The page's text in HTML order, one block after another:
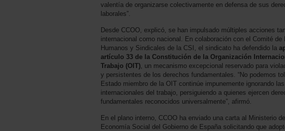
valentía de organizarse colectivamente en defensa de sus
laborales”.
Desde CCOO, explicó, se han impulsado múltiples acciones
internacional como nacional. En colaboración con el Comité de
Humanos y Sindicales de la CSI, el sindicato ha defendido la
artículo 33 de la Constitución de la Organización
Trabajo (OIT) , un mecanismo excepcional reservado para
y persistentes de los derechos fundamentales. “No podemos
Estado miembro de la OIT continúe impunemente ignorando
internacionales del trabajo, persiguiendo a quienes ejercen
fundamentales reconocidos universalmente”, afirmó.
En el plano interno, CCOO ha enviado una carta al Ministerio
Economía Social del Gobierno de España solicitando que